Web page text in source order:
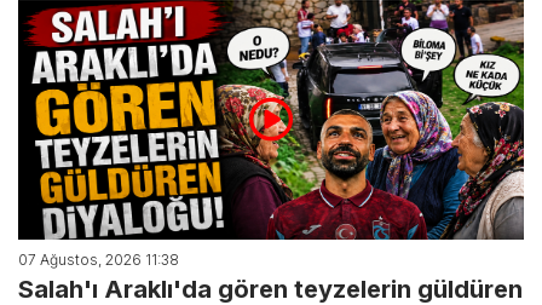
07 Ağustos, 2026 11:38
Salah'ı Araklı'da gören teyzelerin güldüren